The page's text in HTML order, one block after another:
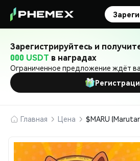
Зарегистрируйтесь и
000 USDT в наградах
Ограниченное предложение ждёт
Главная Цена $MARU